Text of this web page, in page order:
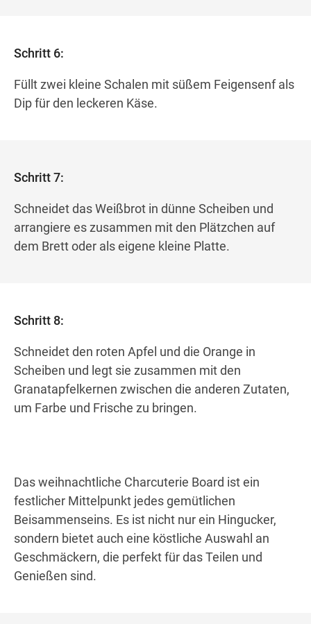
Schritt 6:
Füllt zwei kleine Schalen mit süßem Feigensenf als
Dip für den leckeren Käse.
Schritt 7:
Schneidet das Weißbrot in dünne Scheiben und
arrangiere es zusammen mit den Plätzchen auf
dem Brett oder als eigene kleine Platte.
Schritt 8:
Schneidet den roten Apfel und die Orange in
Scheiben und legt sie zusammen mit den
Granatapfelkernen zwischen die anderen Zutaten,
um Farbe und Frische zu bringen.
Das weihnachtliche Charcuterie Board ist ein
festlicher Mittelpunkt jedes gemütlichen
Beisammenseins. Es ist nicht nur ein Hingucker,
sondern bietet auch eine köstliche Auswahl an
Geschmäckern, die perfekt für das Teilen und
Genießen sind.